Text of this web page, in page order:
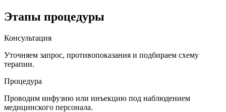
Этапы процедуры
Консультация
Уточняем запрос, противопоказания и подбираем схему
терапии.
Процедура
Проводим инфузию или инъекцию под наблюдением
медицинского персонала.